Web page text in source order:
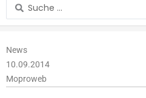
Search
...
News
10.09.2014
Moproweb